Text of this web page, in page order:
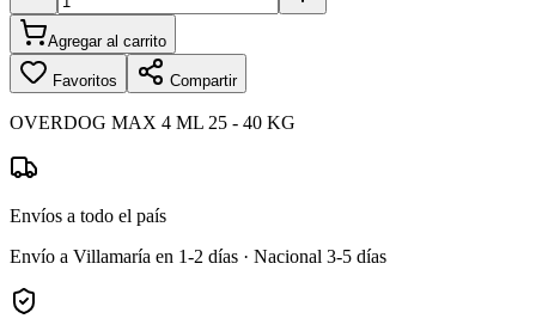
Agregar al carrito
Favoritos Compartir
OVERDOG MAX 4 ML 25 - 40 KG
Envíos a todo el país
Envío a Villamaría en 1-2 días · Nacional 3-5 días